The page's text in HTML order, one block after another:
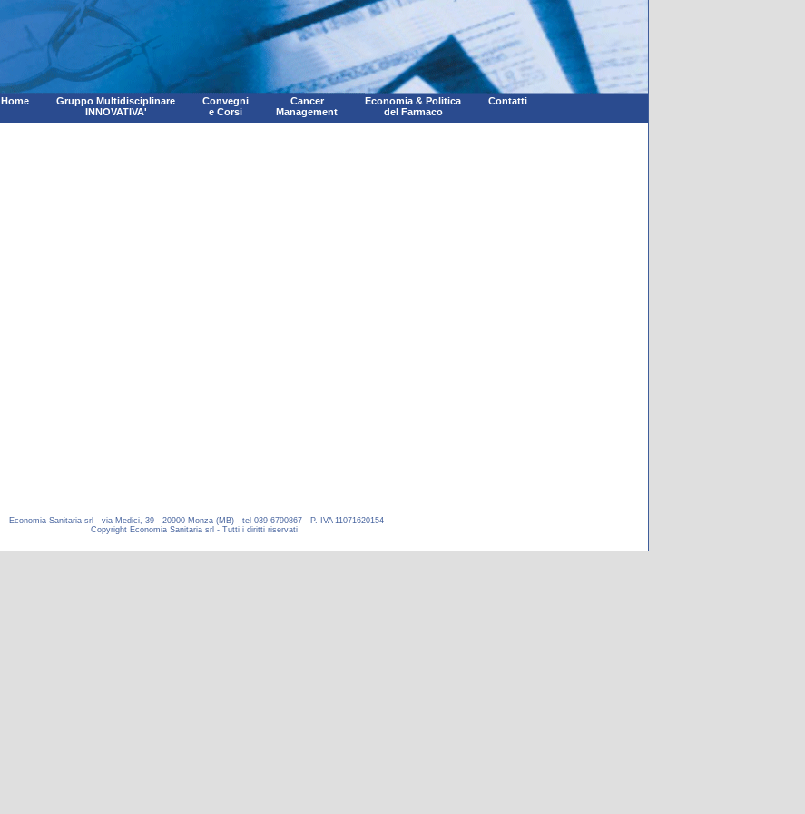
Home
Gruppo Multidisciplinare
INNOVATIVA'
Convegni
e Corsi
Cancer
Management
Economia & Politica
del Farmaco
Contatti
Economia Sanitaria srl - via Medici, 39 - 20900 Monza (MB) - tel 039-6790867 - P. IVA 11071620154
Copyright Economia Sanitaria srl - Tutti i diritti riservati